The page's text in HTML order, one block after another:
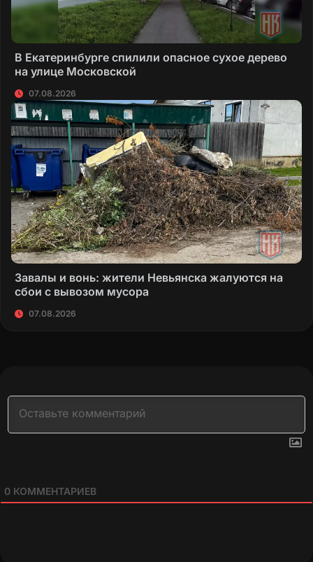
В Екатеринбурге спилили опасное сухое дерево
на улице Московской
07.08.2026
Завалы и вонь: жители Невьянска жалуются на
сбои с вывозом мусора
07.08.2026
0 КОММЕНТАРИЕВ